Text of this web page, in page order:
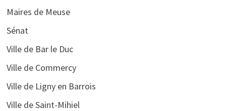
Maires de Meuse
Sénat
Ville de Bar le Duc
Ville de Commercy
Ville de Ligny en Barrois
Ville de Saint-Mihiel